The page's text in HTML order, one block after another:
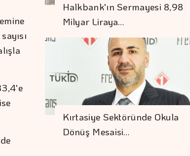
Halkbank'ın Sermayesi 8,98
Milyar Liraya…
Kırtasiye Sektöründe Okula
Dönüş Mesaisi…
Yatırım Fonları
Denizde Ve Karada
Kesintisiz Güvence
Türkiye'de AVM'lere
İlgi Azalıyor Mu?
İstanbul Festivali'nde